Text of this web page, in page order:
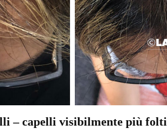
– capelli visibilmente più folti